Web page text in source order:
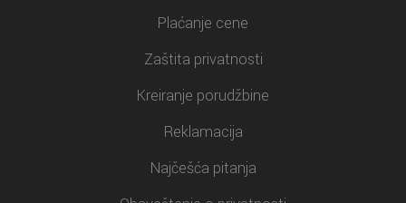
Plaćanje cene
Zaštita privatnosti
Kreiranje porudžbine
Reklamacija
Najčešća pitanja